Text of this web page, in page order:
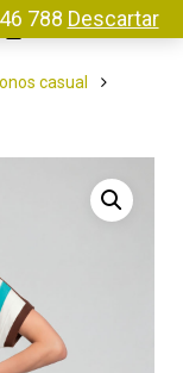
Menu
casual
788 Descartar